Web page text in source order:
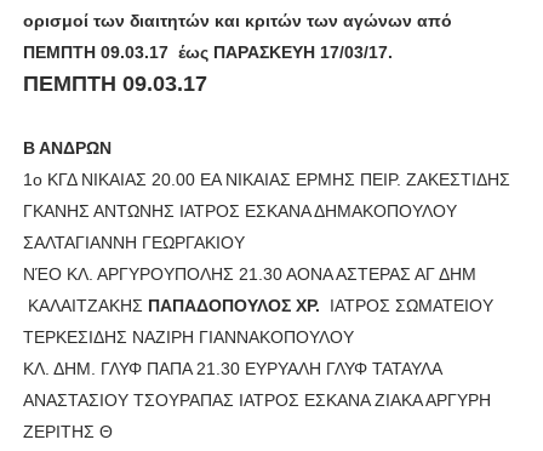
ορισμοί των διαιτητών και κριτών των αγώνων από
ΠΕΜΠΤΗ 09.03.17 έως ΠΑΡΑΣΚΕΥΗ 17/03/17.
ΠΕΜΠΤΗ 09.03.17
Β ΑΝΔΡΩΝ
1ο ΚΓΔ ΝΙΚΑΙΑΣ 20.00 ΕΑ ΝΙΚΑΙΑΣ ΕΡΜΗΣ ΠΕΙΡ. ΖΑΚΕΣΤΙΔΗΣ
ΓΚΑΝΗΣ ΑΝΤΩΝΗΣ ΙΑΤΡΟΣ ΕΣΚΑΝΑ ΔΗΜΑΚΟΠΟΥΛΟΥ
ΣΑΛΤΑΓΙΑΝΝΗ ΓΕΩΡΓΑΚΙΟΥ
ΝΈΟ ΚΛ. ΑΡΓΥΡΟΥΠΟΛΗΣ 21.30 ΑΟΝΑ ΑΣΤΕΡΑΣ ΑΓ ΔΗΜ
ΚΑΛΑΙΤΖΑΚΗΣ ΠΑΠΑΔΟΠΟΥΛΟΣ ΧΡ.
ΙΑΤΡΟΣ ΣΩΜΑΤΕΙΟΥ
ΤΕΡΚΕΣΙΔΗΣ ΝΑΖΙΡΗ ΓΙΑΝΝΑΚΟΠΟΥΛΟΥ
ΚΛ. ΔΗΜ. ΓΛΥΦ ΠΑΠΑ 21.30 ΕΥΡΥΑΛΗ ΓΛΥΦ ΤΑΤΑΥΛΑ
ΑΝΑΣΤΑΣΙΟΥ ΤΣΟΥΡΑΠΑΣ ΙΑΤΡΟΣ ΕΣΚΑΝΑ ΖΙΑΚΑ ΑΡΓΥΡΗ
ΖΕΡΙΤΗΣ Θ